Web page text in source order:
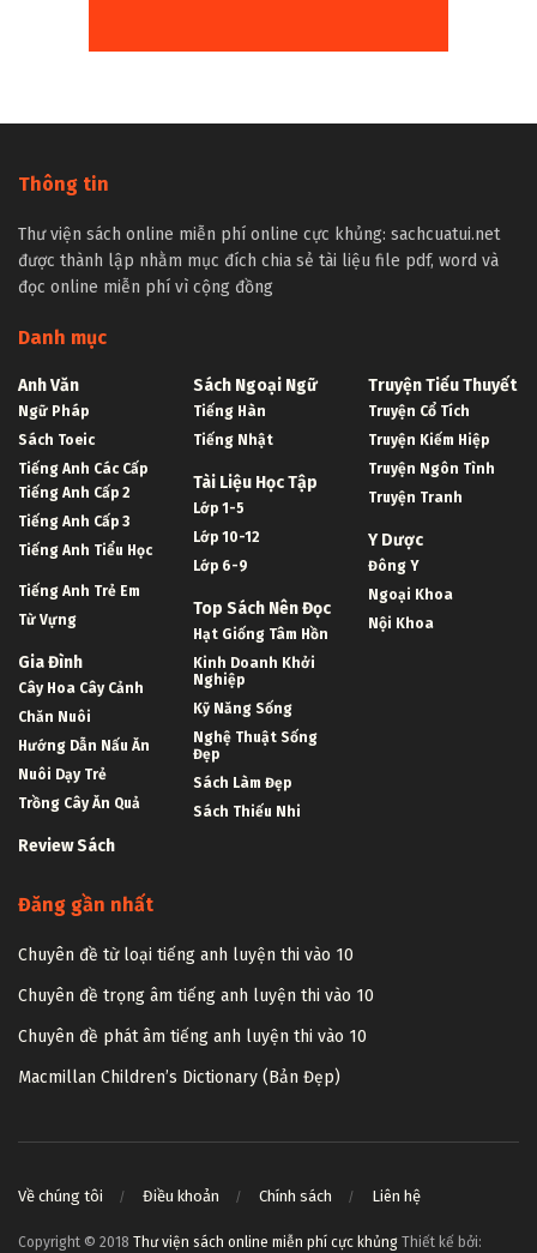
Thông tin
Thư viện sách online miễn phí online cực khủng: sachcuatui.net
được thành lập nhằm mục đích chia sẻ tài liệu file pdf, word và
đọc online miễn phí vì cộng đồng
Danh mục
Anh Văn
Ngữ Pháp
Sách Toeic
Tiếng Anh Các Cấp
Tiếng Anh Cấp 2
Tiếng Anh Cấp 3
Tiếng Anh Tiểu Học
Tiếng Anh Trẻ Em
Từ Vựng
Gia Đình
Cây Hoa Cây Cảnh
Chăn Nuôi
Hướng Dẫn Nấu Ăn
Nuôi Dạy Trẻ
Trồng Cây Ăn Quả
Review Sách
Sách Ngoại Ngữ
Tiếng Hàn
Tiếng Nhật
Tài Liệu Học Tập
Lớp 1-5
Lớp 10-12
Lớp 6-9
Top Sách Nên Đọc
Hạt Giống Tâm Hồn
Kinh Doanh Khởi
Nghiệp
Kỹ Năng Sống
Nghệ Thuật Sống
Đẹp
Sách Làm Đẹp
Sách Thiếu Nhi
Truyện Tiểu Thuyết
Truyện Cổ Tích
Truyện Kiếm Hiệp
Truyện Ngôn Tình
Truyện Tranh
Y Dược
Đông Y
Ngoại Khoa
Nội Khoa
Đăng gần nhất
Chuyên đề từ loại tiếng anh luyện thi vào 10
Chuyên đề trọng âm tiếng anh luyện thi vào 10
Chuyên đề phát âm tiếng anh luyện thi vào 10
Macmillan Children’s Dictionary (Bản Đẹp)
Về chúng tôi Điều khoản Chính sách Liên hệ
Copyright © 2018 Thư viện sách online miễn phí cực khủng Thiết kế bởi: